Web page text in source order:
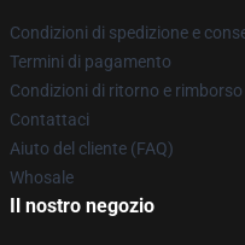
Condizioni di spedizione e
Termini di pagamento
Condizioni di ritorno e rimborso
Contattaci
Aiuto del cliente (FAQ)
Whosale
Il nostro negozio